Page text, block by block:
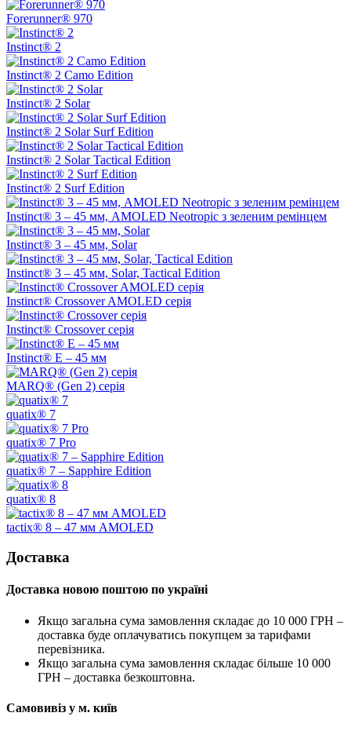
Forerunner® 970
Instinct® 2
Instinct® 2 Camo Edition
Instinct® 2 Solar
Instinct® 2 Solar Surf Edition
Instinct® 2 Solar Tactical Edition
Instinct® 2 Surf Edition
Instinct® 3 – 45 мм, AMOLED Neotropic з зеленим ремінцем
Instinct® 3 – 45 мм, Solar
Instinct® 3 – 45 мм, Solar, Tactical Edition
Instinct® Crossover AMOLED серія
Instinct® Crossover серія
Instinct® E – 45 мм
MARQ® (Gen 2) серія
quatix® 7
quatix® 7 Pro
quatix® 7 – Sapphire Edition
quatix® 8
tactix® 8 – 47 мм AMOLED
Доставка
Доставка новою поштою по україні
Якщо загальна сума замовлення складає до 10 000 ГРН –
доставка буде оплачуватись покупцем за тарифами
перевізника.
Якщо загальна сума замовлення складає більше 10 000
ГРН – доставка безкоштовна.
Самовивіз у м. київ